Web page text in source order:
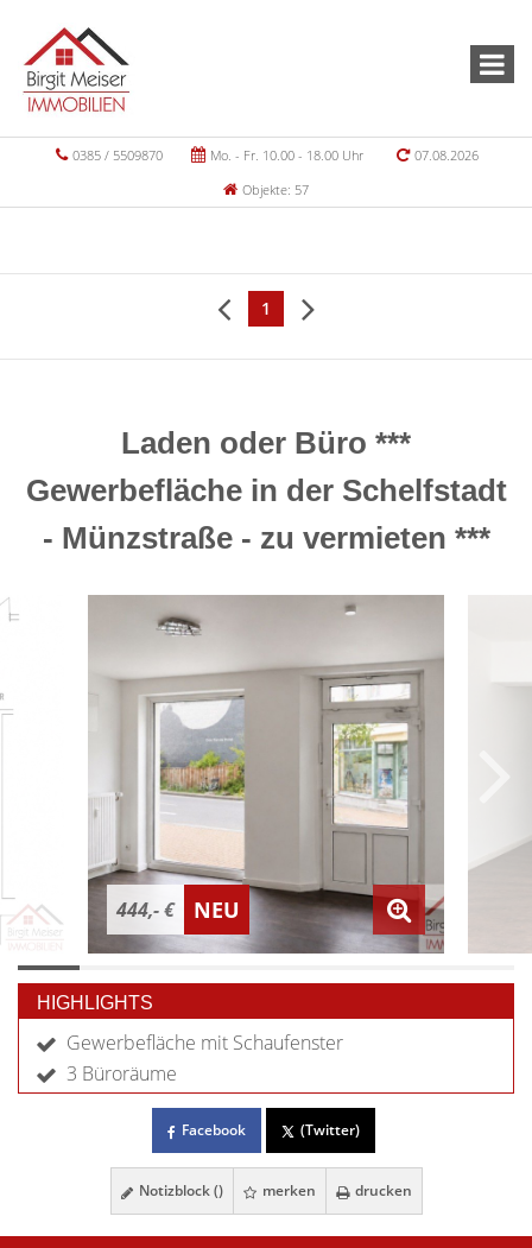
0385 / 5509870 Mo. - Fr. 10.00 - 18.00 Uhr
07.08.2026
Objekte: 57
1
Laden oder Büro ***
Gewerbefläche in der Schelfstadt
- Münzstraße - zu vermieten ***
444,- € NEU
HIGHLIGHTS
Gewerbefläche mit Schaufenster
3 Büroräume
Facebook (Twitter)
Notizblock () merken drucken